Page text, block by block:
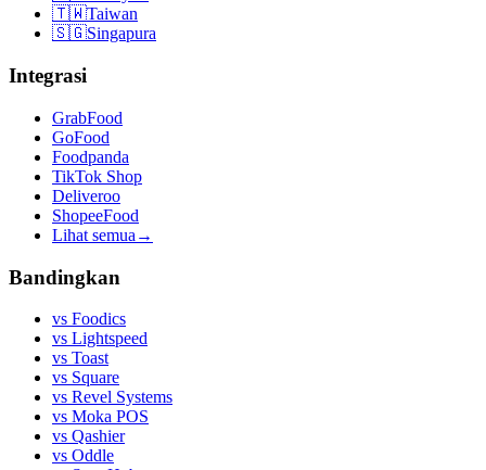
🇹🇼Taiwan
🇸🇬Singapura
Integrasi
GrabFood
GoFood
Foodpanda
TikTok Shop
Deliveroo
ShopeeFood
Lihat semua →
Bandingkan
vs Foodics
vs Lightspeed
vs Toast
vs Square
vs Revel Systems
vs Moka POS
vs Qashier
vs Oddle